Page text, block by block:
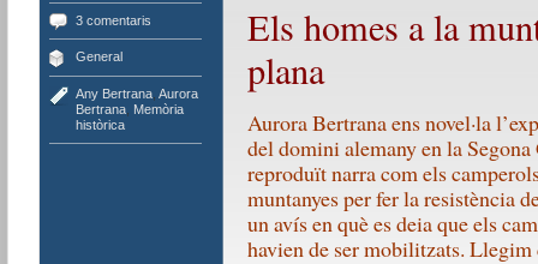
3 comentaris
General
Any Bertrana, Aurora
Bertrana, Memòria
històrica
Els homes a la
plana
Aurora Bertrana ens novel·la
del domini alemany en la
reproduït narra com els
muntanyes per fer la resistència
un avís en què es deia que els
havien de ser mobilitzats. Llegim